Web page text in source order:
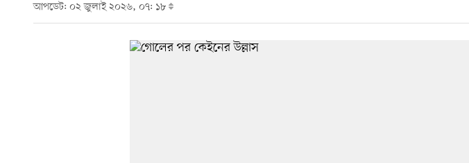
আপডেট: ০২ জুলাই ২০২৬, ০৭: ১৮